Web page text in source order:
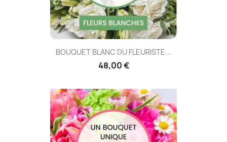
BOUQUET BLANC DU FLEURISTE...
48,00 €